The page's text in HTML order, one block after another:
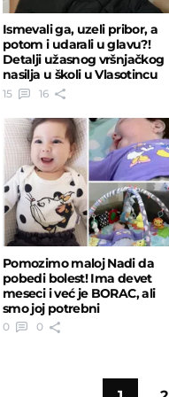
Ismevali ga, uzeli pribor, a
potom i udarali u glavu?!
Detalji užasnog vršnjačkog
nasilja u školi u Vlasotincu
15 16
Pomozimo maloj Nadi da
pobedi bolest! Ima devet
meseci i već je BORAC, ali
smo joj potrebni
0 0